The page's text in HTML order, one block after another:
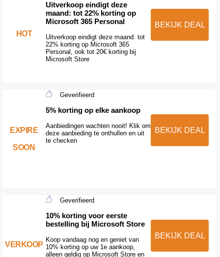
HOT
Uitverkoop eindigt deze
maand: tot 22% korting op
Microsoft 365 Personal
Uitverkoop eindigt deze maand: tot
22% korting op Microsoft 365
Personal, ook tot 20€ korting bij
Microsoft Store
BEKIJK DEAL
EXPIRE
SOON
Geverifieerd
5% korting op elke aankoop
Aanbiedingen wachten nooit! Klik om
deze aanbieding te onthullen en uit
te checken
BEKIJK DEAL
VERKOOP
Geverifieerd
10% korting voor eerste
bestelling bij Microsoft Store
Koop vandaag nog en geniet van
10% korting op uw 1e aankoop,
alleen geldig op Microsoft Store en
BEKIJK DEAL